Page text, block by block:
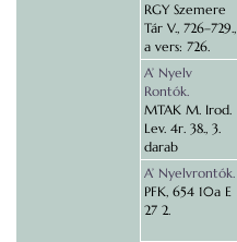
RGY Szemere
Tár V., 726–729.,
a vers: 726.
A’ Nyelv
Rontók.
MTAK M. Irod.
Lev. 4r. 38., 3.
darab
A’ Nyelvrontók.
PFK, 654 10a E
27 2.